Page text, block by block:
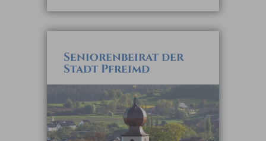
Seniorenbeirat der
Stadt Pfreimd